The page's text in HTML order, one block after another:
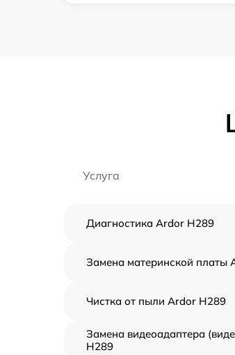
Услуга
Диагностика Ardor H289
Замена материнской платы
Чистка от пыли Ardor H289
Замена видеоадаптера
H289